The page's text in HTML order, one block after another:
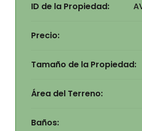
ID de la Propiedad:
Precio:
Tamaño de la Propiedad:
Área del Terreno:
Baños: